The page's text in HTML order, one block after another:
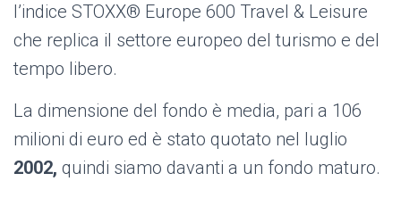
l’indice STOXX® Europe 600 Travel & Leisure
che replica il settore europeo del turismo e del
tempo libero.
La dimensione del fondo è media, pari a 106
milioni di euro ed è stato quotato nel luglio
2002, quindi siamo davanti a un fondo maturo.